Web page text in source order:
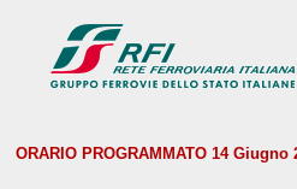
ORARIO PROGRAMMATO 14 Giugno